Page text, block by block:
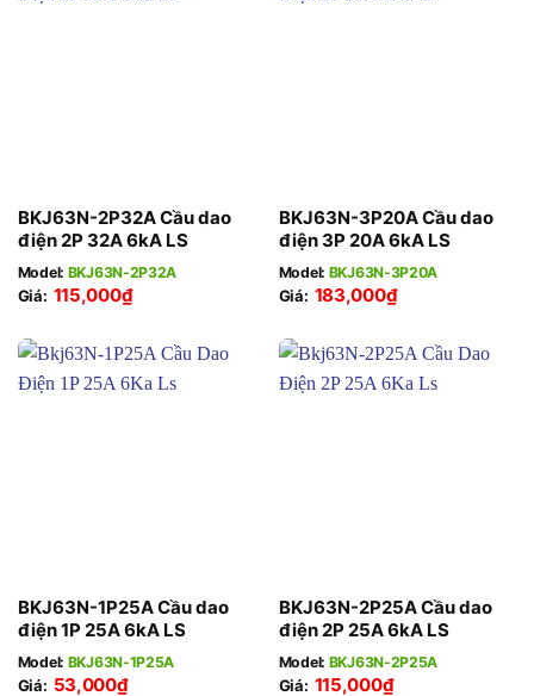
BKJ63N-2P32A Cầu dao
điện 2P 32A 6kA LS
Model: BKJ63N-2P32A
Giá: 115,000₫
BKJ63N-3P20A Cầu dao
điện 3P 20A 6kA LS
Model: BKJ63N-3P20A
Giá: 183,000₫
BKJ63N-1P25A Cầu dao
điện 1P 25A 6kA LS
Model: BKJ63N-1P25A
Giá: 53,000₫
BKJ63N-2P25A Cầu dao
điện 2P 25A 6kA LS
Model: BKJ63N-2P25A
Giá: 115,000₫